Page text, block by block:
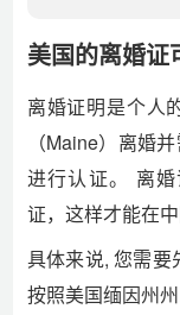
美国的离婚证
离婚证明是个人
（Maine）离婚
进行认证。 离
证，这样才能在中
具体来说, 您需要
按照美国缅因州